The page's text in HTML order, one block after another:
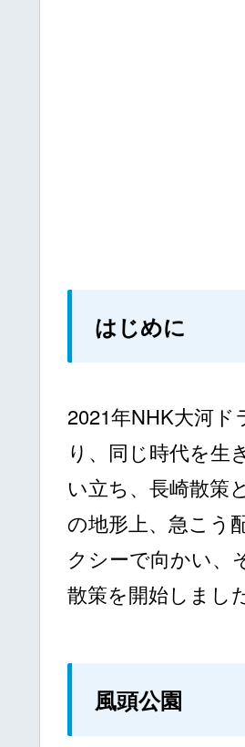
はじめに
2021年NHK大河
り、同じ時代を生
い立ち、長崎散策
の地形上、急こう
クシーで向かい、
散策を開始しました
風頭公園